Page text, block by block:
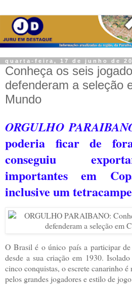
quarta-feira, 17 de junho de
Conheça os seis
defenderam a seleção
Mundo
ORGULHO
poderia ficar de
conseguiu
importantes em
inclusive um
O Brasil é o único país a participar
desde a sua criação em 1930.
cinco conquistas, o escrete canarinho
pelos grandes jogadores e estilo de